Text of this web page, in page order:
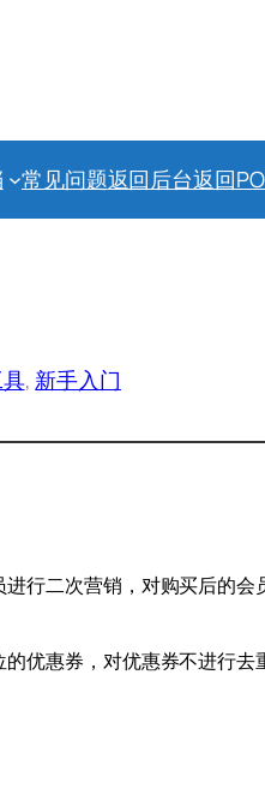
常见问题返回后台返回
, 新手入门
行二次营销，对购买后的会
优惠券，对优惠券不进行去